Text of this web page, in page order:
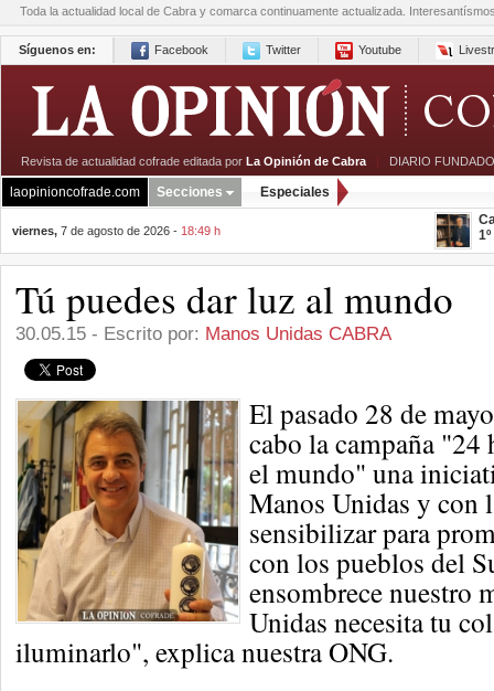
Toda la actualidad local de Cabra y comarca continuamente actualizada.
Síguenos en: Facebook Twitter Youtube
Revista de actualidad cofrade editada por La Opinión de Cabra | DIARIO
laopinioncofrade.com Secciones Especiales
viernes, 7 de agosto de 2026 - 18:49 h
Tú puedes dar luz al mundo
30.05.15 - Escrito por: Manos Unidas CABRA
El pasado 28 de
cabo la campaña "24
el mundo" una
Manos Unidas y con
sensibilizar para
con los pueblos del
ensombrece nuestro
Unidas necesita tu
iluminarlo", explica nuestra ONG.